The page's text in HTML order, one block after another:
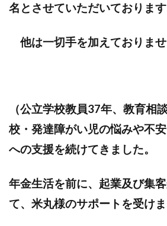
名とさせていただいております
他は一切手を加えておりませ
（公立学校教員37年、教育相
校・発達障がい児の悩みや不
への支援を続けてきました。
年金生活を前に、起業及び集
て、米丸様のサポートを受けま